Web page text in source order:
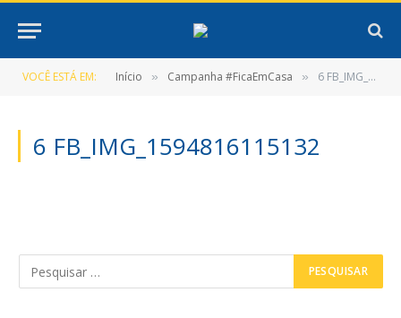
VOCÊ ESTÁ EM: Início » Campanha #FicaEmCasa » 6 FB_IMG_1594816115132
6 FB_IMG_1594816115132